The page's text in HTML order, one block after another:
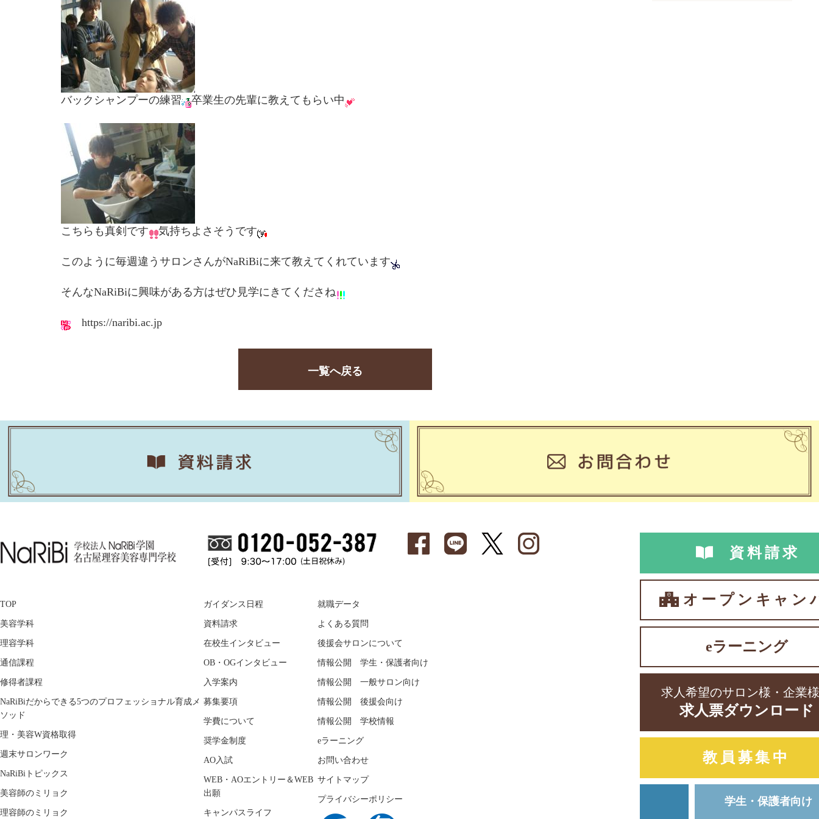
バックシャンプーの練習 卒業生の先輩に教えてもらい中
こちらも真剣です 気持ちよさそうです
このように毎週違うサロンさんがNaRiBiに来て教えてくれています
そんなNaRiBiに興味がある方はぜひ見学にきてくださね
https://naribi.ac.jp
一覧へ戻る
TOP
美容学科
理容学科
通信課程
修得者課程
NaRiBiだからできる5つのプロフェッショナル育成メ
ソッド
理・美容W資格取得
週末サロンワーク
NaRiBiトピックス
美容師のミリョク
理容師のミリョク
ガイダンス日程
資料請求
在校生インタビュー
OB・OGインタビュー
入学案内
募集要項
学費について
奨学金制度
AO入試
WEB・AOエントリー＆WEB
出願
キャンパスライフ
就職データ
よくある質問
後援会サロンについて
情報公開 学生・保護者向け
情報公開 一般サロン向け
情報公開 後援会向け
情報公開 学校情報
eラーニング
お問い合わせ
サイトマップ
プライバシーポリシー
資料請求
オープンキャン
eラーニング
求人希望のサロン様・企業
求人票ダウンロード
教員募集中
学生・保護者向け